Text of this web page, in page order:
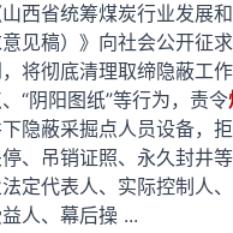
西省统筹煤炭行业发展
见稿）》向社会公开征
将彻底清理取缔隐蔽工
“阴阳图纸”等行为，责令
隐蔽采掘点人员设备，拒
、吊销证照、永久封井
定代表人、实际控制人
人、幕后操 ...